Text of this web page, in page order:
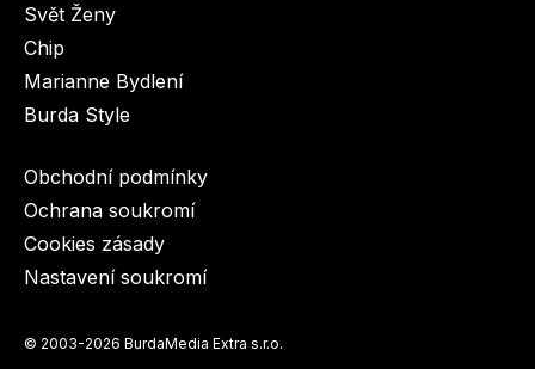
Toprecepty.cz
Svět Ženy
Chip
Marianne Bydlení
Burda Style
Obchodní podmínky
Ochrana soukromí
Cookies zásady
Nastavení soukromí
© 2003-2026 BurdaMedia Extra s.r.o.